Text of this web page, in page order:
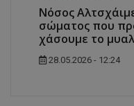
Νόσος
σώματος που
χάσουμε το
28.05.2026 - 12:24
ASP.NET_SessionId